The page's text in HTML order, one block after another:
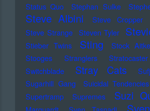
Status Quo
Stephan Sulke
Steve Albini Steve Cropper
Steve Strange Steven Tyler
Stieber Twins Sting
Stock
Stooges
Stranglers Stratocaster
Switchblade
Stray Cats
Sugarhill Gang
Suicidal Tendencies
Supertramp
Supremes Suzi